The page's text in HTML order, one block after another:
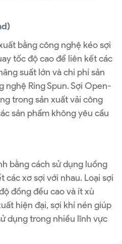
bằng công nghệ kéo sợi
tốc độ cao để liên kết các
suất lớn và chi phí sản
nghệ Ring Spun. Sợi Open-
trong sản xuất vải công
sản phẩm không yêu cầu
bằng cách sử dụng luồng
các xơ sợi với nhau. Loại sợi
đồng đều cao và ít xù
hiện đại, sợi khí nén giúp
dụng trong nhiều lĩnh vực